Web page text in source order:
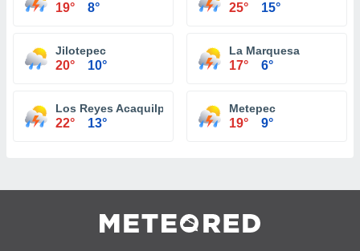
19° 8° 25° 15°
Jilotepec
20° 10°
La Marquesa
17° 6°
Los Reyes Acaquilpan
22° 13°
Metepec
19° 9°